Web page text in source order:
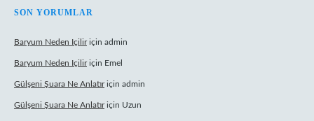
SON YORUMLAR
Baryum Neden Içiliriçin admin
Baryum Neden Içiliriçin Emel
Gülşeni Şuara Ne Anlatıriçin admin
Gülşeni Şuara Ne Anlatıriçin Uzun